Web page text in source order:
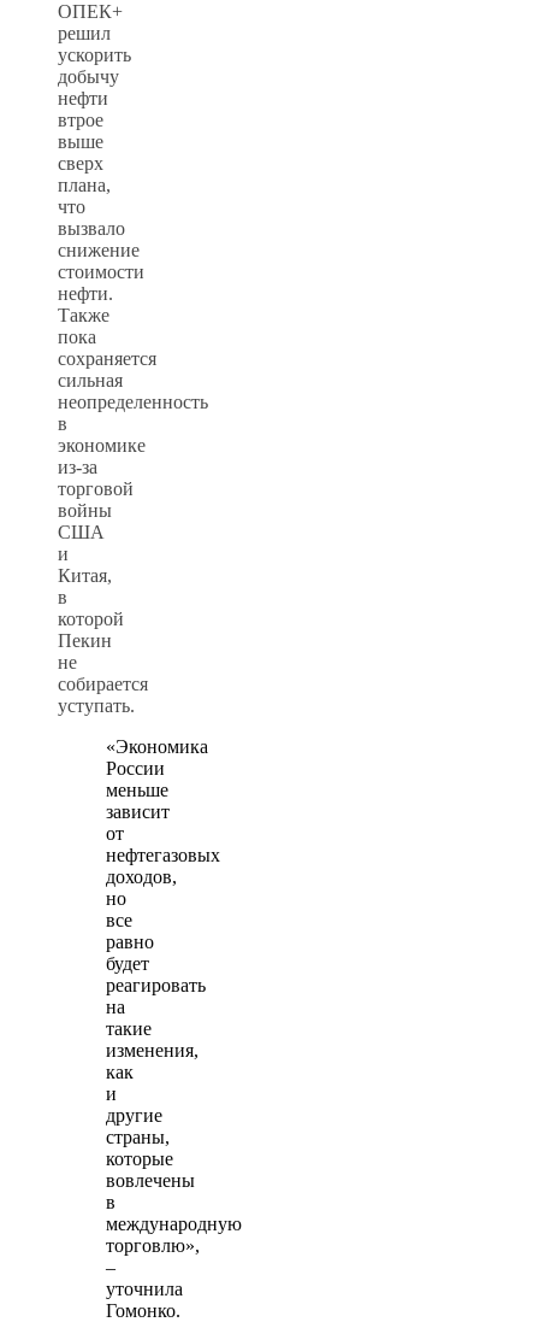
ОПЕК+
решил
ускорить
добычу
нефти
втрое
выше
сверх
плана,
что
вызвало
снижение
стоимости
нефти.
Также
пока
сохраняется
сильная
неопределенность
в
экономике
из-за
торговой
войны
США
и
Китая,
в
которой
Пекин
не
собирается
уступать.
«Экономика
России
меньше
зависит
от
нефтегазовых
доходов,
но
все
равно
будет
реагировать
на
такие
изменения,
как
и
другие
страны,
которые
вовлечены
в
международную
торговлю»,
–
уточнила
Гомонко.